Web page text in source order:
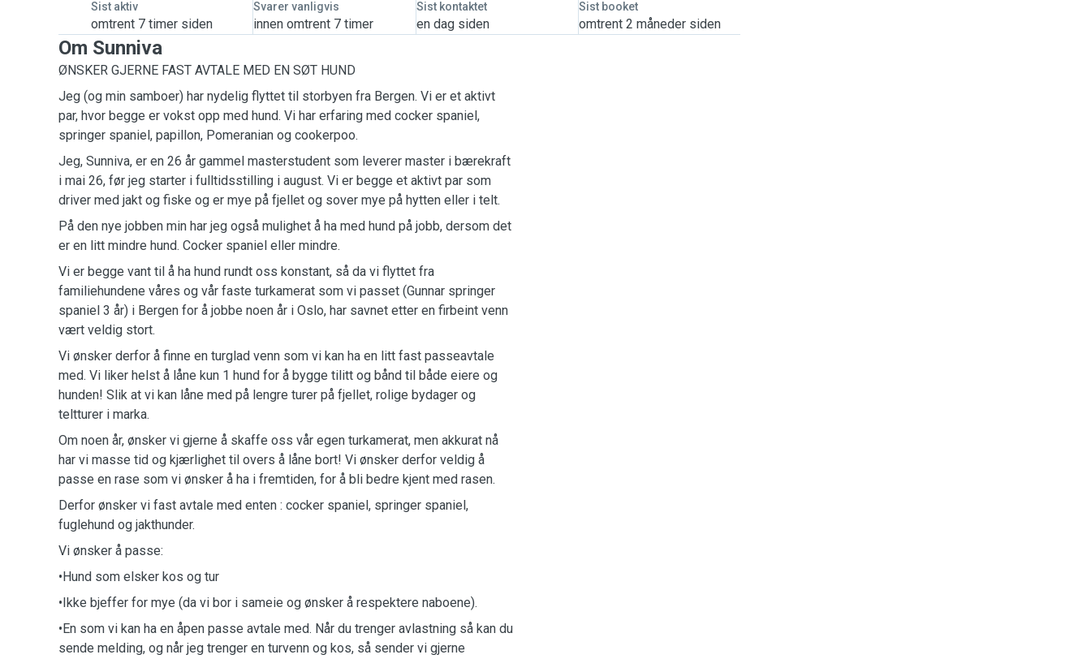
Sist aktiv
omtrent 7 timer siden
Svarer vanligvis
innen omtrent 7 timer
Sist kontaktet
en dag siden
Sist booket
omtrent 2 måneder siden
Om Sunniva
ØNSKER GJERNE FAST AVTALE MED EN SØT HUND
Jeg (og min samboer) har nydelig flyttet til storbyen fra Bergen. Vi er et aktivt
par, hvor begge er vokst opp med hund. Vi har erfaring med cocker spaniel,
springer spaniel, papillon, Pomeranian og cookerpoo.
Jeg, Sunniva, er en 26 år gammel masterstudent som leverer master i bærekraft
i mai 26, før jeg starter i fulltidsstilling i august. Vi er begge et aktivt par som
driver med jakt og fiske og er mye på fjellet og sover mye på hytten eller i telt.
På den nye jobben min har jeg også mulighet å ha med hund på jobb, dersom det
er en litt mindre hund. Cocker spaniel eller mindre.
Vi er begge vant til å ha hund rundt oss konstant, så da vi flyttet fra
familiehundene våres og vår faste turkamerat som vi passet (Gunnar springer
spaniel 3 år) i Bergen for å jobbe noen år i Oslo, har savnet etter en firbeint venn
vært veldig stort.
Vi ønsker derfor å finne en turglad venn som vi kan ha en litt fast passeavtale
med. Vi liker helst å låne kun 1 hund for å bygge tilitt og bånd til både eiere og
hunden! Slik at vi kan låne med på lengre turer på fjellet, rolige bydager og
teltturer i marka.
Om noen år, ønsker vi gjerne å skaffe oss vår egen turkamerat, men akkurat nå
har vi masse tid og kjærlighet til overs å låne bort! Vi ønsker derfor veldig å
passe en rase som vi ønsker å ha i fremtiden, for å bli bedre kjent med rasen.
Derfor ønsker vi fast avtale med enten : cocker spaniel, springer spaniel,
fuglehund og jakthunder.
Vi ønsker å passe:
•Hund som elsker kos og tur
•Ikke bjeffer for mye (da vi bor i sameie og ønsker å respektere naboene).
•En som vi kan ha en åpen passe avtale med. Når du trenger avlastning så kan du
sende melding, og når jeg trenger en turvenn og kos, så sender vi gjerne